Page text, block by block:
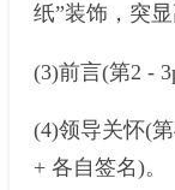
纸”装饰，突显
(3)前言(第2 -
(4)领导关怀(
+ 各自签名)。